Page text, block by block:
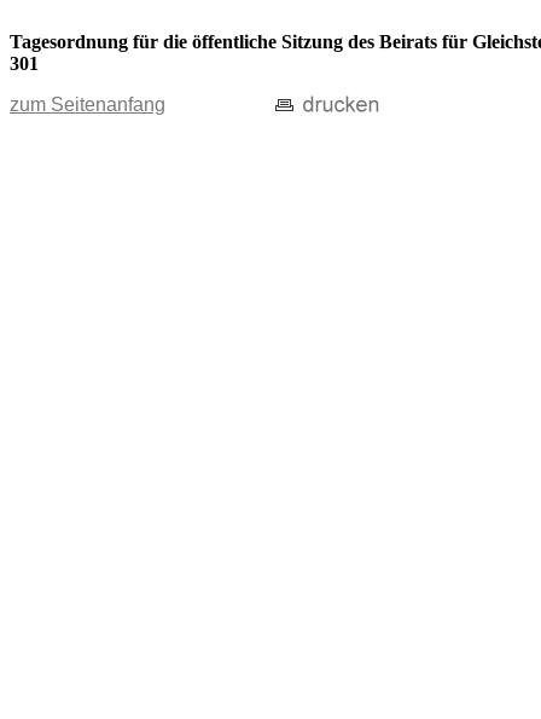
Tagesordnung für die öffentliche Sitzung des Beirats für
301
zum Seitenanfang